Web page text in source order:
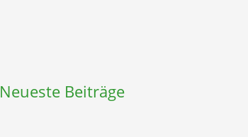
Neueste Beiträge